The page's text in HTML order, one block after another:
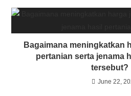
Bagaimana meningkatkan
pertanian serta jenama
tersebut?
June 22,